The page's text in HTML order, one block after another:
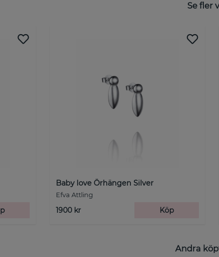
Se fler
Baby love Örhängen Silver
Efva Attling
1900 kr Köp
Andra